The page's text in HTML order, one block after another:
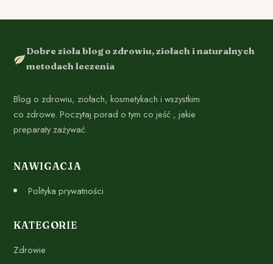
Dobre zioła blog o zdrowiu, ziołach i naturalnych
metodach leczenia
Blog o zdrowiu, ziołach, kosmetykach i wszystkim
co zdrowe. Poczytaj porad o tym co jeść , jakie
preparaty zażywać.
NAWIGACJA
Polityka prywatności
KATEGORIE
Zdrowie